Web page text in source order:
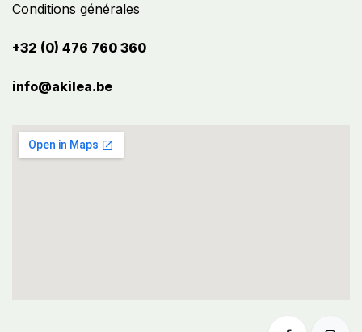
Conditions générales
+32 (0) 476 760 360
info@akilea.be​